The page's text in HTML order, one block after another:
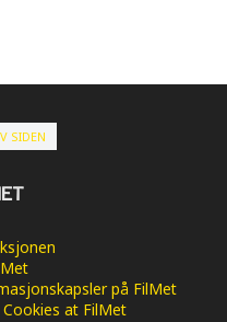
SIDEN
på FilMet
at FilMet